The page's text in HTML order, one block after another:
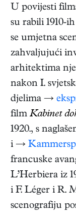
U povijesti
su rabili 1910-
se umjetna
zahvaljujući
arhitektima
nakon I.
djelima →
film Kabinet
1920., s
i →
francuske
L’Herbiera iz
i F. Léger i R.
scenografiju